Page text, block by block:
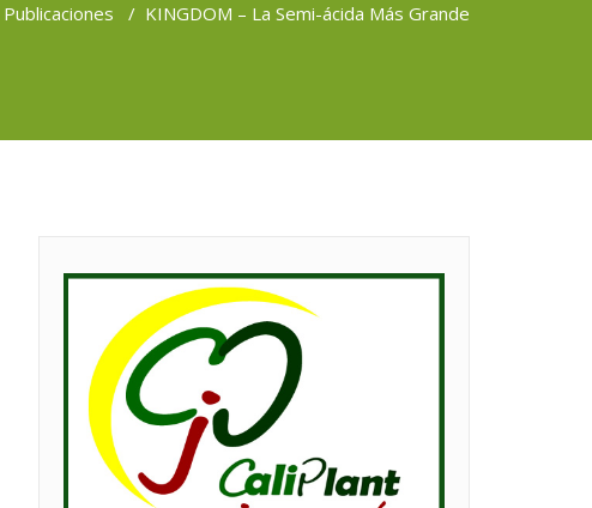
Publicaciones / KINGDOM – La Semi-ácida Más Grande